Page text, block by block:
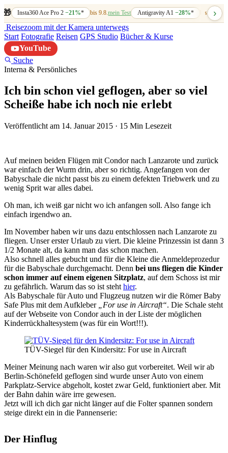
🎁 Insta360 Ace Pro 2−21%* bis 9.8.mein Test Antigravity A1 −28%* bis 7.8.
›
Reisezoom mit der Kamera unterwegs
Start Fotografie Reisen GPS Studio Bücher & Kurse
YouTube
Suche
Interna & Persönliches
Ich bin schon viel geflogen, aber so viel
Scheiße habe ich noch nie erlebt
Veröffentlicht am 14. Januar 2015 · 15 Min Lesezeit
Auf meinen beiden Flügen mit Condor nach Lanzarote und zurück
war einfach der Wurm drin, aber so richtig. Angefangen von der
Babyschale die nicht passt bis zu einem defekten Triebwerk und zu
wenig Sprit war alles dabei.
Oh man, ich weiß gar nicht wo ich anfangen soll. Also fange ich
einfach irgendwo an.
Im November haben wir uns dazu entschlossen nach Lanzarote zu
fliegen. Unser erster Urlaub zu viert. Die kleine Prinzessin ist dann 3
1/2 Monate alt, da kann man das schon machen.
Also schnell alles gebucht und für die Kleine die Anmeldeprozedur
für die Babyschale durchgemacht. Denn bei uns fliegen die Kinder
schon immer auf einem eigenen Sitzplatz, auf dem Schoss ist mir
zu gefährlich. Warum das so ist steht hier.
Als Babyschale für Auto und Flugzeug nutzen wir die Römer Baby
Safe Plus mit dem Aufkleber
„For use in Aircraft“. Die Schale steht
auf der Webseite von Condor auch in der Liste der möglichen
Kinderrückhaltesystem (was für ein Wort!!!).
TÜV-Siegel für den Kindersitz: For use in Aircraft
Meiner Meinung nach waren wir also gut vorbereitet. Weil wir ab
Berlin-Schönefeld geflogen sind wurde unser Auto von einem
Parkplatz-Service abgeholt, kostet zwar Geld, funktioniert aber. Mit
der Bahn dahin wäre irre gewesen.
Jetzt will ich dich gar nicht länger auf die Folter spannen sondern
steige direkt ein in die Pannenserie:
Der Hinflug